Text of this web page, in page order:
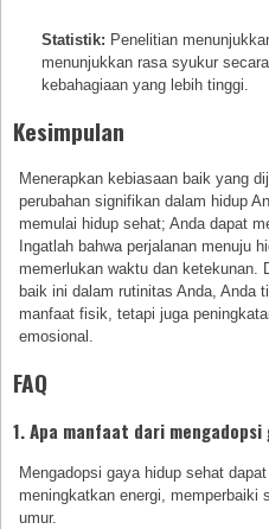
Statistik: Penelitian
menunjukkan rasa syukur
kebahagiaan yang lebih tinggi.
Kesimpulan
Menerapkan kebiasaan baik yang
perubahan signifikan dalam hidup
memulai hidup sehat; Anda dapat
Ingatlah bahwa perjalanan menuju
memerlukan waktu dan ketekunan.
baik ini dalam rutinitas Anda, Anda
manfaat fisik, tetapi juga
emosional.
FAQ
1. Apa manfaat dari
Mengadopsi gaya hidup sehat
meningkatkan energi, memperbaiki
umur.